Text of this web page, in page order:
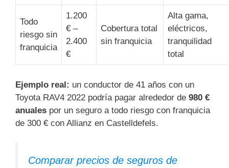
Todo
riesgo sin
franquicia
1.200
€ –
2.400
€
Cobertura total
sin franquicia
Alta gama,
eléctricos,
tranquilidad
total
Ejemplo real: un conductor de 41 años con un
Toyota RAV4 2022 podría pagar alrededor de 980 €
anuales por un seguro a todo riesgo con franquicia
de 300 € con Allianz en Castelldefels.
Comparar precios de seguros de